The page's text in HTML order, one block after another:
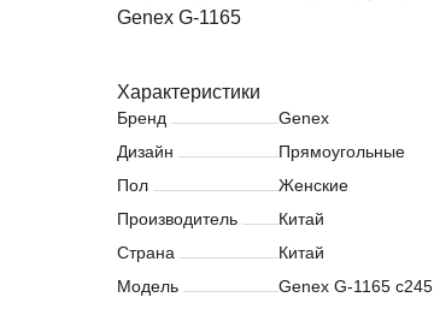
Genex G-1165
Характеристики
Бренд
Genex
Дизайн
Прямоугольные
Пол
Женские
Производитель
Китай
Страна
Китай
Модель
Genex G-1165 c245